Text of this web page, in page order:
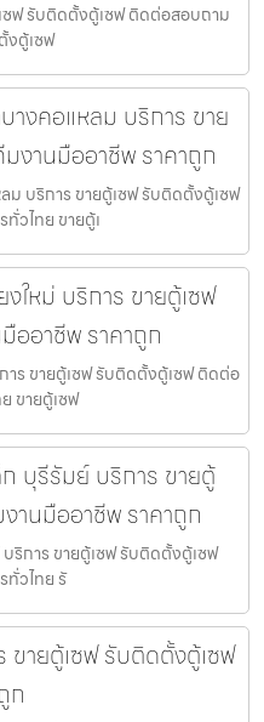
ฟ รับติดตั้งตู้เซฟ ติดต่อสอบถาม
งตู้เซฟ
างคอแหลม บริการ ขาย
งานมืออาชีพ ราคาถูก
ม บริการ ขายตู้เซฟ รับติดตั้งตู้เซฟ
วไทย ขายตู้เ
ใหม่ บริการ ขายตู้เซฟ
ออาชีพ ราคาถูก
าร ขายตู้เซฟ รับติดตั้งตู้เซฟ ติดต่อ
ขายตู้เซฟ
บุรีรัมย์ บริการ ขายตู้
านมืออาชีพ ราคาถูก
ริการ ขายตู้เซฟ รับติดตั้งตู้เซฟ
วไทย รั
ขายตู้เซฟ รับติดตั้งตู้เซฟ
ก